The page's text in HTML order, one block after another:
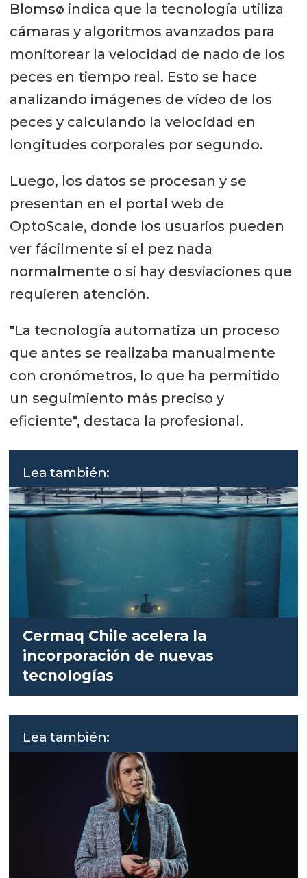
Blomsø indica que la tecnología utiliza
cámaras y algoritmos avanzados para
monitorear la velocidad de nado de los
peces en tiempo real. Esto se hace
analizando imágenes de vídeo de los
peces y calculando la velocidad en
longitudes corporales por segundo.
Luego, los datos se procesan y se
presentan en el portal web de
OptoScale, donde los usuarios pueden
ver fácilmente si el pez nada
normalmente o si hay desviaciones que
requieren atención.
"La tecnología automatiza un proceso
que antes se realizaba manualmente
con cronómetros, lo que ha permitido
un seguimiento más preciso y
eficiente", destaca la profesional.
Lea también:
Cermaq Chile acelera la
incorporación de nuevas
tecnologías
Lea también: